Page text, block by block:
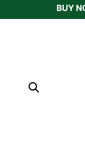
BUY